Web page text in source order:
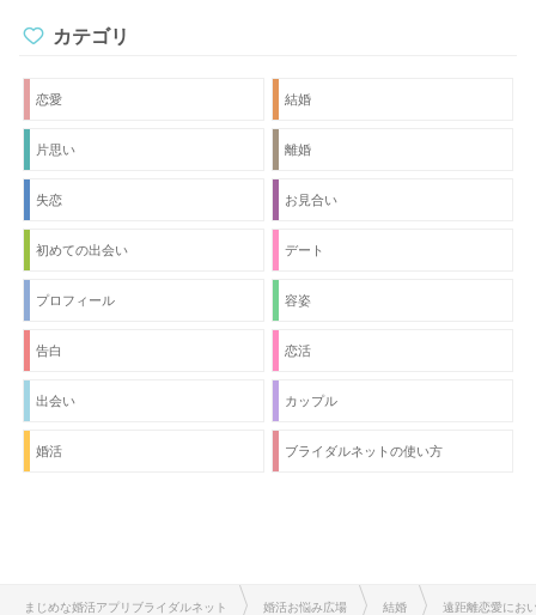
カテゴリ
恋愛 結婚
片思い 離婚
失恋 お見合い
初めての出会い デート
プロフィール 容姿
告白 恋活
出会い カップル
婚活 ブライダルネットの使い方
まじめな婚活アプリブライダルネット 婚活お悩み広場 結婚 遠距離恋愛にお